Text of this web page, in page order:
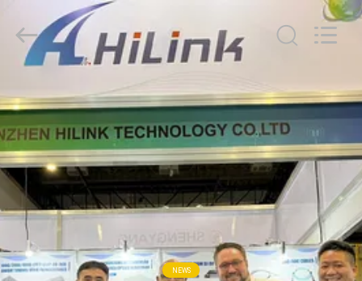
ΠΡΟΪΌΝΤΑ
ΣΧΕΤΙΚΆ
ΜΕ
ΕΜΆΣ
Technology
Co.,Ltd..
Rights
NEWS